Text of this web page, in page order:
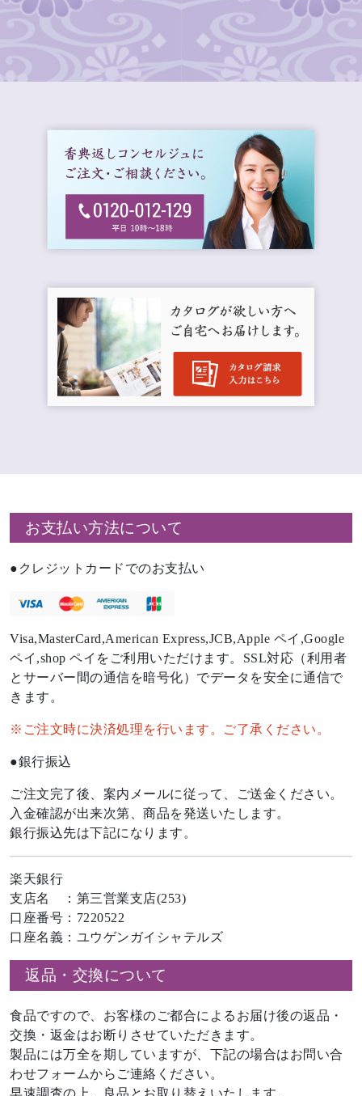
お支払い方法について
クレジットカードでのお支払い
Visa,MasterCard,American Express,JCB,Apple ペイ,Google
ペイ,shop ペイをご利用いただけます。SSL対応（利用者
とサーバー間の通信を暗号化）でデータを安全に通信で
きます。
※ご注文時に決済処理を行います。ご了承ください。
銀行振込
ご注文完了後、案内メールに従って、ご送金ください。
入金確認が出来次第、商品を発送いたします。
銀行振込先は下記になります。
楽天銀行
支店名 ：第三営業支店(253)
口座番号：7220522
口座名義：ユウゲンガイシャテルズ
返品・交換について
食品ですので、お客様のご都合によるお届け後の返品・
交換・返金はお断りさせていただきます。
製品には万全を期していますが、下記の場合はお問い合
わせフォームからご連絡ください。
早速調査の上、良品とお取り替えいたします。